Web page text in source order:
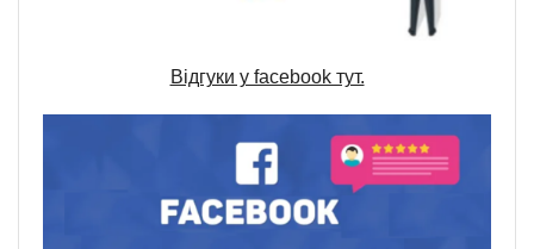
Відгуки у facebook тут.